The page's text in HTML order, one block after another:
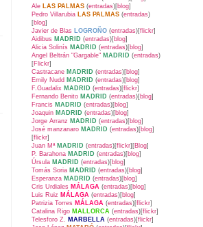
Ale LAS PALMAS (entradas)[blog]
Pedro Villarubia LAS PALMAS (entradas)
[blog]
Javier de Blas LOGROÑO (entradas)[flickr]
Aidibus MADRID (entradas)[blog]
Alicia Solinís MADRID (entradas)[blog]
Angel Beltrán "Gargable" MADRID (entradas)
[Flickr]
Castracane MADRID (entradas)[blog]
Emily Nudd MADRID (entradas)[blog]
F.Guadalix MADRID (entradas)[flickr]
Fernando Benito MADRID (entradas)[blog]
Francis MADRID (entradas)[blog]
Joaquin MADRID (entradas)[blog]
Jorge Arranz MADRID (entradas)[blog]
José manzanaro MADRID (entradas)[blog]
[flickr]
Juan Mª MADRID (entradas)[flickr][Blog]
P. Barahona MADRID (entradas)[blog]
Úrsula MADRID (entradas)[blog]
Tomás Soria MADRID (entradas)[blog]
Esperanza MADRID (entradas)[blog]
Cris Urdiales MÁLAGA (entradas)[blog]
Luis Ruiz MÁLAGA (entradas)[blog]
Patrizia Torres MÁLAGA (entradas)[flickr]
Catalina Rigo MALLORCA (entradas)[flickr]
Telesforo Z. MARBELLA (entradas)[flickr]